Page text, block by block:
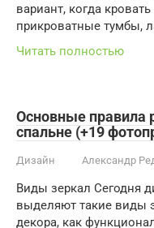
вариант, когда
прикроватные тумбы,
Читать полностью
Основные правила
спальне (+19
Дизайн Александр
Виды зеркал Сегодня
выделяют такие виды
декора, как